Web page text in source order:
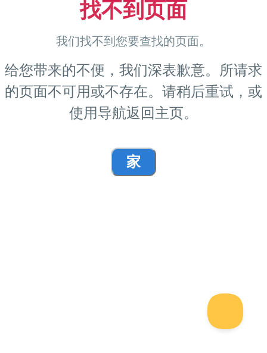
找不到页面
我们找不到您要查找的页面。
给您带来的不便，我们深表歉意。所请求
的页面不可用或不存在。请稍后重试，或
使用导航返回主页。
家